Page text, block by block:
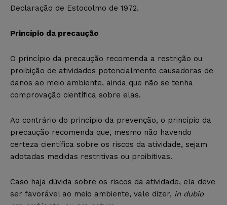
Declaração de Estocolmo de 1972.
Princípio da precaução
O princípio da precaução recomenda a restrição ou
proibição de atividades potencialmente causadoras de
danos ao meio ambiente, ainda que não se tenha
comprovação científica sobre elas.
Ao contrário do princípio da prevenção, o princípio da
precaução recomenda que, mesmo não havendo
certeza científica sobre os riscos da atividade, sejam
adotadas medidas restritivas ou proibitivas.
Caso haja dúvida sobre os riscos da atividade, ela deve
ser favorável ao meio ambiente, vale dizer, in dubio